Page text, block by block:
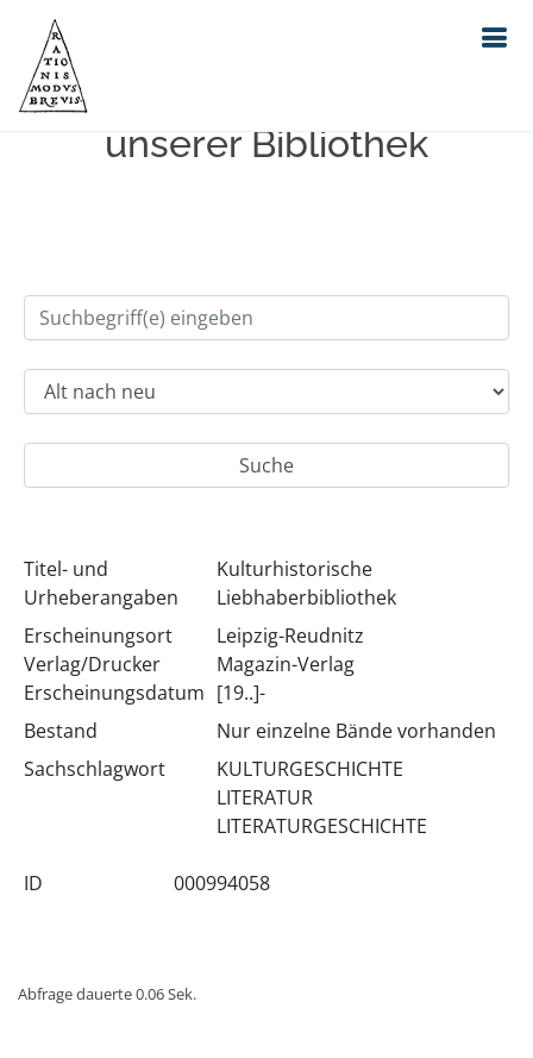
Einfache Suche im Bestand
unserer Bibliothek
Titel- und
Urheberangaben
Kulturhistorische
Liebhaberbibliothek
Erscheinungsort
Verlag/Drucker
Erscheinungsdatum
Leipzig-Reudnitz
Magazin-Verlag
[19..]-
Bestand
Nur einzelne Bände vorhanden
Sachschlagwort
KULTURGESCHICHTE
LITERATUR
LITERATURGESCHICHTE
ID 000994058
Abfrage dauerte 0.06 Sek.